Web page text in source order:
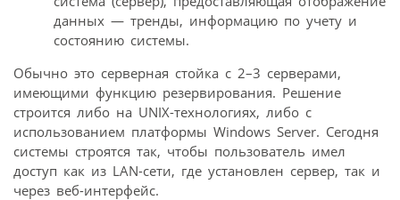
данных — тренды, информацию по учету и
состоянию системы.
Обычно это серверная стойка с 2–3 серверами,
имеющими функцию резервирования. Решение
строится либо на UNIX-технологиях, либо с
использованием платформы Windows Server. Сегодня
системы строятся так, чтобы пользователь имел
доступ как из LAN-сети, где установлен сервер, так и
через веб-интерфейс.